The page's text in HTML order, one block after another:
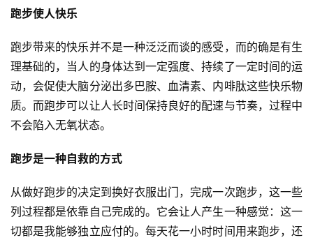
赛
观
察
备
训
练
跑步使人快乐
跑步带来的快乐并不是一种泛泛而谈的感受，而的确是有生
理基础的，当人的身体达到一定强度、持续了一定时间的运
动，会促使大脑分泌出多巴胺、血清素、内啡肽这些快乐物
质。而跑步可以让人长时间保持良好的配速与节奏，过程中
不会陷入无氧状态。
跑步是一种自救的方式
从做好跑步的决定到换好衣服出门，完成一次跑步，这一些
列过程都是依靠自己完成的。它会让人产生一种感觉：这一
切都是我能够独立应付的。每天花一小时时间用来跑步，还